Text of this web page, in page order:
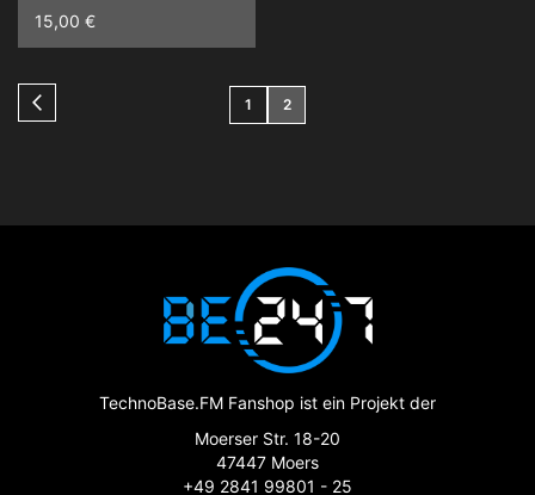
15,00 €
Seite
Seite
1
You're
2
TechnoBase.FM Fanshop ist ein Projekt der
Moerser Str. 18-20
47447 Moers
+49 2841 99801 - 25